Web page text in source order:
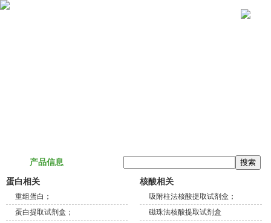
产品信息
蛋白相关
重组蛋白；
蛋白提取试剂盒；
核酸相关
吸附柱法核酸提取试剂盒；
磁珠法核酸提取试剂盒